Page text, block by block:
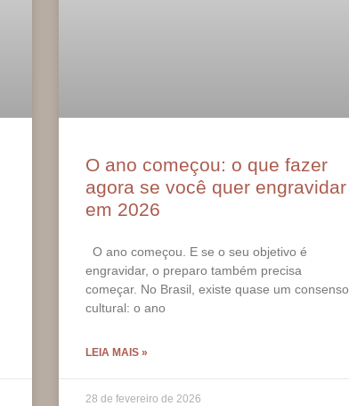
O ano começou: o que fazer
agora se você quer engravidar
em 2026
O ano começou. E se o seu objetivo é
engravidar, o preparo também precisa
começar. No Brasil, existe quase um consenso
cultural: o ano
LEIA MAIS »
28 de fevereiro de 2026